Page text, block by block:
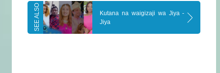
Kutana na waigizaji wa Jiya -
Jiya